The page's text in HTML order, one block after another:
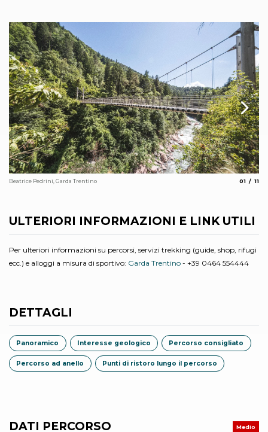
Beatrice Pedrini, Garda Trentino 01 11
ULTERIORI INFORMAZIONI E LINK UTILI
Per ulteriori informazioni su percorsi, servizi trekking (guide, shop, rifugi
ecc.) e alloggi a misura di sportivo: Garda Trentino - +39 0464 554444
DETTAGLI
Panoramico Interesse geologico Percorso consigliato
Percorso ad anello Punti di ristoro lungo il percorso
DATI PERCORSO Medio